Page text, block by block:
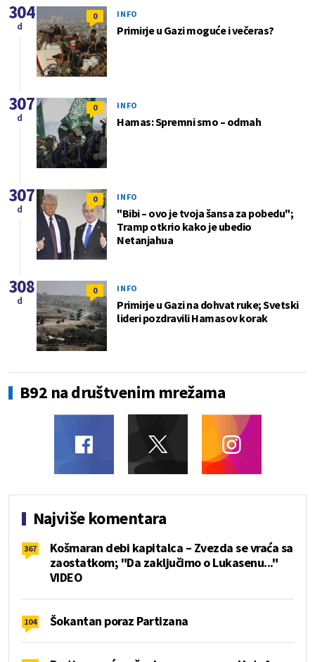
0 INFO
Primirje u Gazi moguće i večeras?
304
d
0 INFO
Hamas: Spremni smo – odmah
307
d
0 INFO
"Bibi – ovo je tvoja šansa za pobedu";
Tramp otkrio kako je ubedio
Netanjahua
307
d
0 INFO
Primirje u Gazi na dohvat ruke; Svetski
lideri pozdravili Hamasov korak
308
d
B92 na društvenim mrežama
Najviše komentara
367
Košmaran debi kapitalca – Zvezda se vraća sa
zaostatkom; "Da zaključimo o Lukasenu..."
VIDEO
104 Šokantan poraz Partizana